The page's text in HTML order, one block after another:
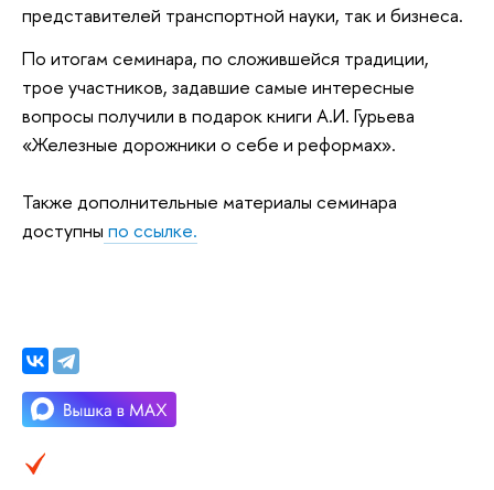
представителей транспортной науки, так и бизнеса.
По итогам семинара, по сложившейся традиции,
трое участников, задавшие самые интересные
вопросы получили в подарок книги А.И. Гурьева
«Железные дорожники о себе и реформах».
Также дополнительные материалы семинара
доступны по ссылке.